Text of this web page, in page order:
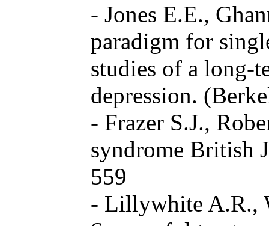
- Jones E.E.,
paradigm for
studies of a long-
depression.
- Frazer S.J.,
syndrome British
559
- Lillywhite A.R.,